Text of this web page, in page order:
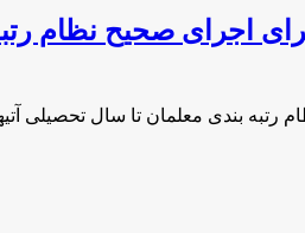
اجرای صحیح نظام
بندی معلمان تا سال تحصیلی